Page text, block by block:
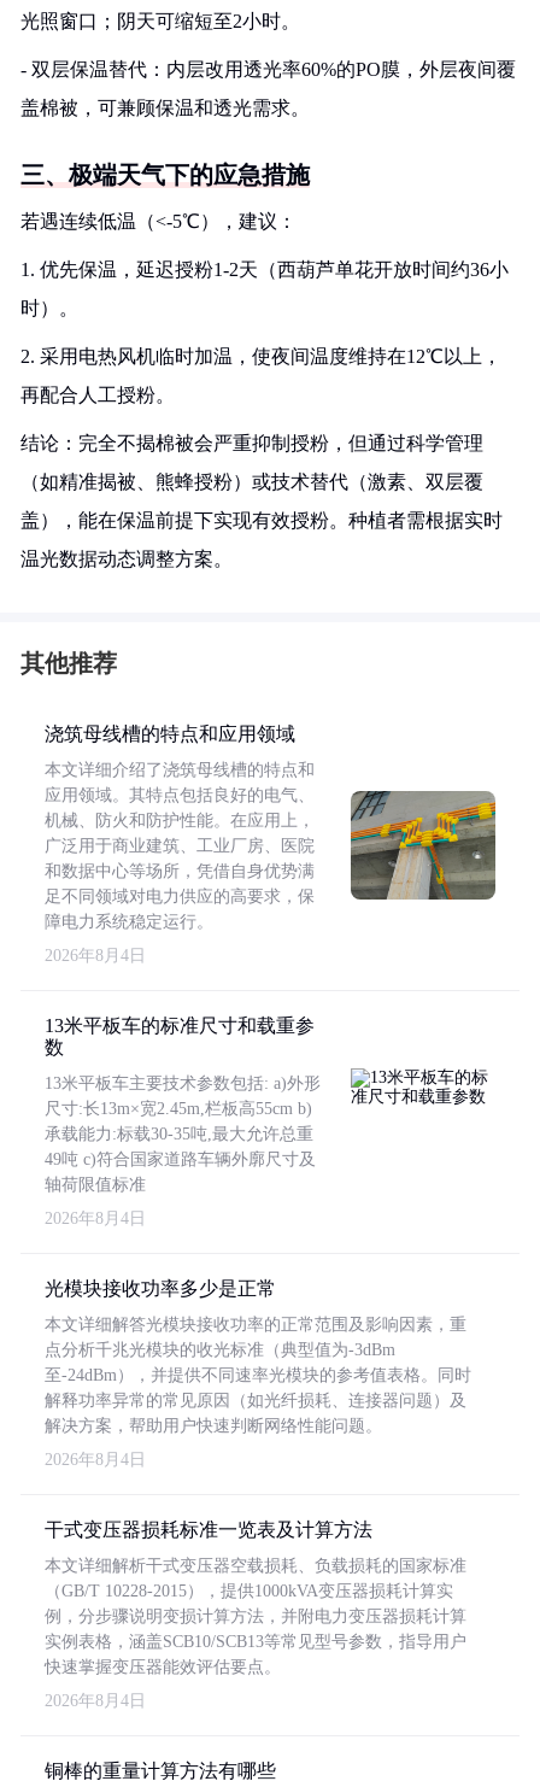
光照窗口；阴天可缩短至2小时。
- 双层保温替代：内层改用透光率60%的PO膜，外层夜间覆
盖棉被，可兼顾保温和透光需求。
三、极端天气下的应急措施
若遇连续低温（<-5℃），建议：
1. 优先保温，延迟授粉1-2天（西葫芦单花开放时间约36小
时）。
2. 采用电热风机临时加温，使夜间温度维持在12℃以上，
再配合人工授粉。
结论：完全不揭棉被会严重抑制授粉，但通过科学管理
（如精准揭被、熊蜂授粉）或技术替代（激素、双层覆
盖），能在保温前提下实现有效授粉。种植者需根据实时
温光数据动态调整方案。
其他推荐
浇筑母线槽的特点和应用领域
本文详细介绍了浇筑母线槽的特点和
应用领域。其特点包括良好的电气、
机械、防火和防护性能。在应用上，
广泛用于商业建筑、工业厂房、医院
和数据中心等场所，凭借自身优势满
足不同领域对电力供应的高要求，保
障电力系统稳定运行。
2026年8月4日
13米平板车的标准尺寸和载重参
数
13米平板车主要技术参数包括: a)外形
尺寸:长13m×宽2.45m,栏板高55cm b)
承载能力:标载30-35吨,最大允许总重
49吨 c)符合国家道路车辆外廓尺寸及
轴荷限值标准
2026年8月4日
光模块接收功率多少是正常
本文详细解答光模块接收功率的正常范围及影响因素，重
点分析千兆光模块的收光标准（典型值为-3dBm
至-24dBm），并提供不同速率光模块的参考值表格。同时
解释功率异常的常见原因（如光纤损耗、连接器问题）及
解决方案，帮助用户快速判断网络性能问题。
2026年8月4日
干式变压器损耗标准一览表及计算方法
本文详细解析干式变压器空载损耗、负载损耗的国家标准
（GB/T 10228-2015），提供1000kVA变压器损耗计算实
例，分步骤说明变损计算方法，并附电力变压器损耗计算
实例表格，涵盖SCB10/SCB13等常见型号参数，指导用户
快速掌握变压器能效评估要点。
2026年8月4日
铜棒的重量计算方法有哪些